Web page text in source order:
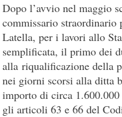
Dopo l’avvio nel maggio
commissario
Latella, per i lavori allo
semplificata, il primo dei
alla riqualificazione della
nei giorni scorsi alla ditta
importo di circa
gli articoli 63 e 66 del